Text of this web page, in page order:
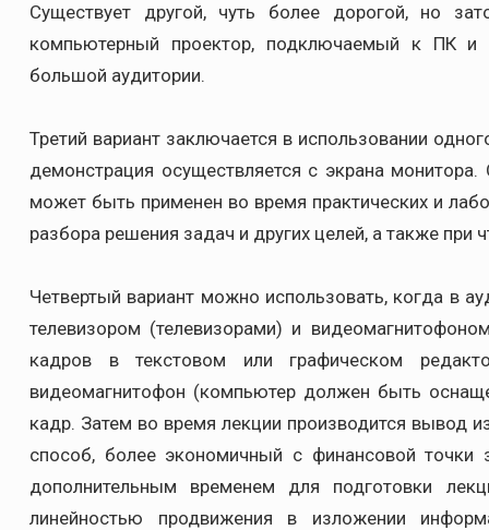
Существует другой, чуть более дорогой, но
компьютерный проектор, подключаемый к ПК и
большой аудитории.
Третий вариант заключается в использовании
демонстрация осуществляется с экрана
может быть применен во время практических и
разбора решения задач и других целей, а также
Четвертый вариант можно использовать, когда в
телевизором (телевизорами) и
кадров в текстовом или графическом
видеомагнитофон (компьютер должен быть
кадр. Затем во время лекции производится
способ, более экономичный с финансовой точки
дополнительным временем для подготовки
линейностью продвижения в изложении